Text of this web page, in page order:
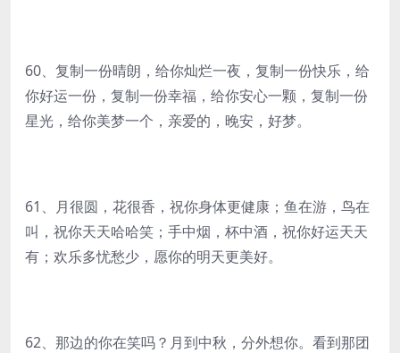
60、复制一份晴朗，给你灿烂一夜，复制一份快乐，给
你好运一份，复制一份幸福，给你安心一颗，复制一份
星光，给你美梦一个，亲爱的，晚安，好梦。
61、月很圆，花很香，祝你身体更健康；鱼在游，鸟在
叫，祝你天天哈哈笑；手中烟，杯中酒，祝你好运天天
有；欢乐多忧愁少，愿你的明天更美好。
62、那边的你在笑吗？月到中秋，分外想你。看到那团